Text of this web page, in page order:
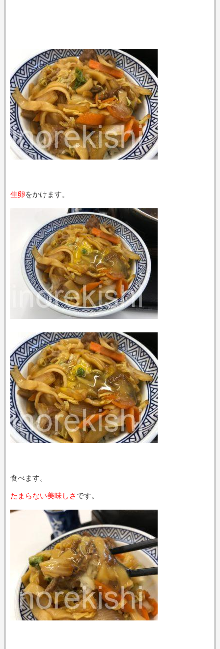
生卵をかけます。
食べます。
たまらない美味しさ です。